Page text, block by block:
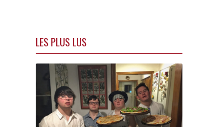
LES PLUS LUS